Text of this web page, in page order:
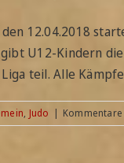
12.04.2018
U12-Kindern
teil. Alle
, Judo |